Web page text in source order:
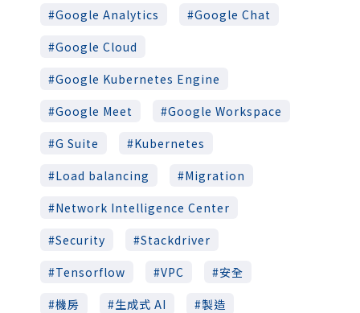
Google Analytics
Google Chat
Google Cloud
Google Kubernetes Engine
Google Meet
Google Workspace
G Suite
Kubernetes
Load balancing
Migration
Network Intelligence Center
Security
Stackdriver
Tensorflow
VPC
安全
機房
生成式 AI
製造